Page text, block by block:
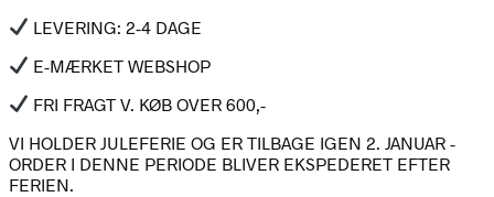
LEVERING: 2-4 DAGE
E-MÆRKET WEBSHOP
FRI FRAGT V. KØB OVER 600,-
VI HOLDER JULEFERIE OG ER TILBAGE IGEN 2. JANUAR -
ORDER I DENNE PERIODE BLIVER EKSPEDERET EFTER
FERIEN.